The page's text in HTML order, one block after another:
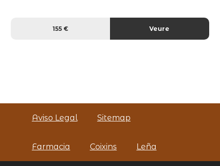
155 € Veure
Aviso Legal Sitemap
Farmacia Coixins Leña